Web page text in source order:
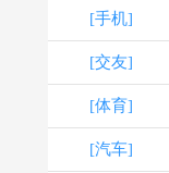
[手机]
[交友]
[体育]
[汽车]